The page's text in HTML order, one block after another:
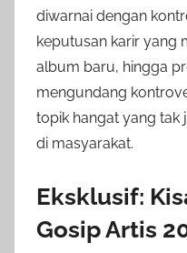
diwarnai dengan
keputusan karir yang
album baru, hingga
mengundang
topik hangat yang
di masyarakat.
Eksklusif:
Gosip Artis